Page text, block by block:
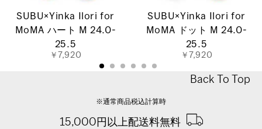
SUBU×Yinka Ilori for
MoMA ハート M 24.0-
25.5
￥7,920
SUBU×Yinka Ilori for
MoMA ドット M 24.0-
25.5
￥7,920
Back To Top
※通常商品税込計算時
15,000円以上配送料無料